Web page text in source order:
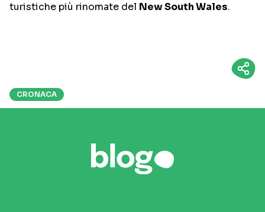
turistiche più rinomate del New South Wales.
CRONACA